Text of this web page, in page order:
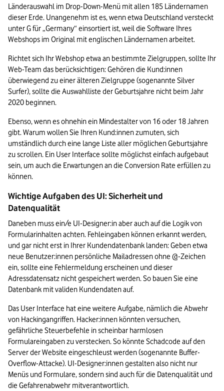
Länderauswahl im Drop-Down-Menü mit allen 185 Ländernamen
dieser Erde. Unangenehm ist es, wenn etwa Deutschland versteckt
unter G für „Germany“ einsortiert ist, weil die Software Ihres
Webshops im Original mit englischen Ländernamen arbeitet.
Richtet sich Ihr Webshop etwa an bestimmte Zielgruppen, sollte Ihr
Web-Team das berücksichtigen: Gehören die Kund:innen
überwiegend zu einer älteren Zielgruppe (sogenannte Silver
Surfer), sollte die Auswahlliste der Geburtsjahre nicht beim Jahr
2020 beginnen.
Ebenso, wenn es ohnehin ein Mindestalter von 16 oder 18 Jahren
gibt. Warum wollen Sie Ihren Kund:innen zumuten, sich
umständlich durch eine lange Liste aller möglichen Geburtsjahre
zu scrollen. Ein User Interface sollte möglichst einfach aufgebaut
sein, um auch die Erwartungen an die Conversion Rate erfüllen zu
können.
Wichtige Aufgaben des UI: Sicherheit und
Datenqualität
Daneben muss ein/e UI-Designer:in aber auch auf die Logik von
Formularinhalten achten. Fehleingaben können erkannt werden,
und gar nicht erst in Ihrer Kundendatenbank landen: Geben etwa
neue Benutzer:innen persönliche Mailadressen ohne @-Zeichen
ein, sollte eine Fehlermeldung erscheinen und dieser
Adressdatensatz nicht gespeichert werden. So bauen Sie eine
Datenbank mit validen Kundendaten auf.
Das User Interface hat eine weitere Aufgabe, nämlich die Abwehr
von Hackingangriffen. Hacker:innen könnten versuchen,
gefährliche Steuerbefehle in scheinbar harmlosen
Formulareingaben zu verstecken. So könnte Schadcode auf den
Server der Website eingeschleust werden (sogenannte Buffer-
Overflow-Attacke). UI-Designer:innen gestalten also nicht nur
Menüs und Formulare, sondern sind auch für die Datenqualität und
die Gefahrenabwehr mitverantwortlich.